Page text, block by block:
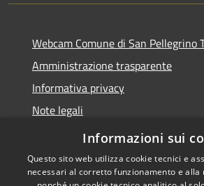
Webcam Comune di San Pellegrino
Amministrazione trasparente
Informativa privacy
Note legali
Dichiarazione di accessibilità
Informazioni sui
Questo sito web utilizza cookie tecnici e
necessari al corretto funzionamento e alla